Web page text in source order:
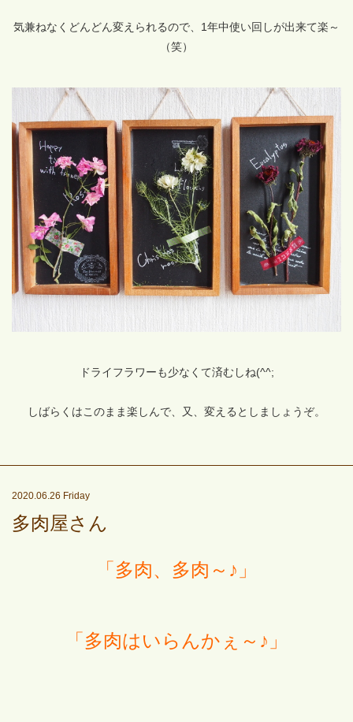
気兼ねなくどんどん変えられるので、1年中使い回しが出来て楽～
（笑）
ドライフラワーも少なくて済むしね(^^;
しばらくはこのまま楽しんで、又、変えるとしましょうぞ。
2020.06.26 Friday
多肉屋さん
「多肉、多肉～♪」
「多肉はいらんかぇ～♪」